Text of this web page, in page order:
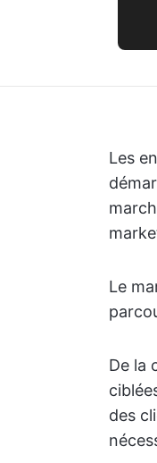
Les
Le
De la
des